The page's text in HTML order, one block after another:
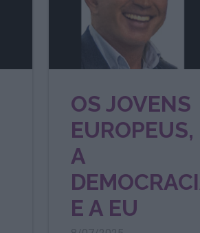
OS JOVENS
EUROPEUS,
A
E A EU